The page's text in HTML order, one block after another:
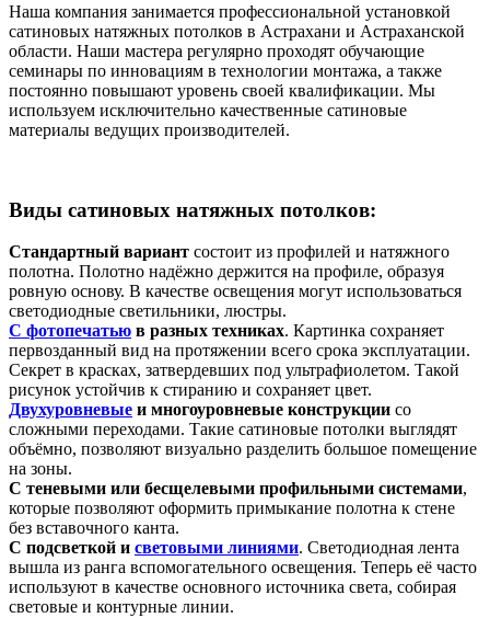
Наша компания занимается профессиональной установкой
сатиновых натяжных потолков в Астрахани и Астраханской
области. Наши мастера регулярно проходят обучающие
семинары по инновациям в технологии монтажа, а также
постоянно повышают уровень своей квалификации. Мы
используем исключительно качественные сатиновые
материалы ведущих производителей.
Виды сатиновых натяжных потолков:
Стандартный вариант состоит из профилей и натяжного
полотна. Полотно надёжно держится на профиле, образуя
ровную основу. В качестве освещения могут использоваться
светодиодные светильники, люстры.
С фотопечатью в разных техниках. Картинка сохраняет
первозданный вид на протяжении всего срока эксплуатации.
Секрет в красках, затвердевших под ультрафиолетом. Такой
рисунок устойчив к стиранию и сохраняет цвет.
Двухуровневые и многоуровневые конструкции со
сложными переходами. Такие сатиновые потолки выглядят
объёмно, позволяют визуально разделить большое помещение
на зоны.
С теневыми или бесщелевыми профильными системами,
которые позволяют оформить примыкание полотна к стене
без вставочного канта.
С подсветкой и световыми линиями. Светодиодная лента
вышла из ранга вспомогательного освещения. Теперь её часто
используют в качестве основного источника света, собирая
световые и контурные линии.